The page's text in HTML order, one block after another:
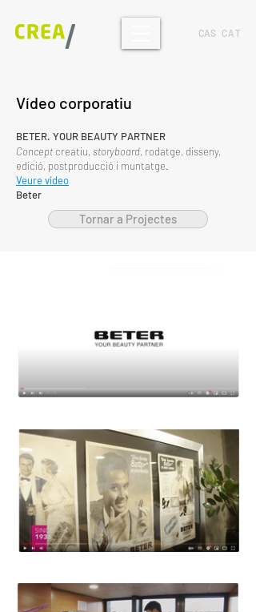
CAS CAT
Vídeo corporatiu
BETER. YOUR BEAUTY PARTNER
Concept creatiu, storyboard, rodatge, disseny,
edició, postproducció i muntatge.
Veure vídeo
Beter
Tornar a Projectes